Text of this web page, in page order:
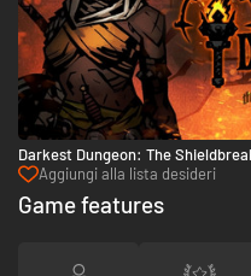
Darkest Dungeon: The
PC & Mac (Steam)
Aggiungi alla lista desideri
Game features